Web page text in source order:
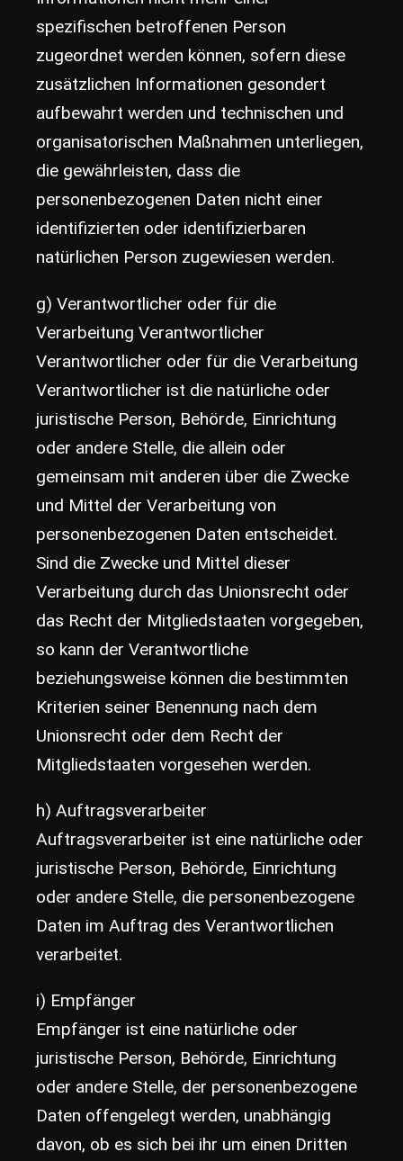
spezifischen betroffenen Person
zugeordnet werden können, sofern diese
zusätzlichen Informationen gesondert
aufbewahrt werden und technischen und
organisatorischen Maßnahmen unterliegen,
die gewährleisten, dass die
personenbezogenen Daten nicht einer
identifizierten oder identifizierbaren
natürlichen Person zugewiesen werden.
g) Verantwortlicher oder für die
Verarbeitung Verantwortlicher
Verantwortlicher oder für die Verarbeitung
Verantwortlicher ist die natürliche oder
juristische Person, Behörde, Einrichtung
oder andere Stelle, die allein oder
gemeinsam mit anderen über die Zwecke
und Mittel der Verarbeitung von
personenbezogenen Daten entscheidet.
Sind die Zwecke und Mittel dieser
Verarbeitung durch das Unionsrecht oder
das Recht der Mitgliedstaaten vorgegeben,
so kann der Verantwortliche
beziehungsweise können die bestimmten
Kriterien seiner Benennung nach dem
Unionsrecht oder dem Recht der
Mitgliedstaaten vorgesehen werden.
h) Auftragsverarbeiter
Auftragsverarbeiter ist eine natürliche oder
juristische Person, Behörde, Einrichtung
oder andere Stelle, die personenbezogene
Daten im Auftrag des Verantwortlichen
verarbeitet.
i) Empfänger
Empfänger ist eine natürliche oder
juristische Person, Behörde, Einrichtung
oder andere Stelle, der personenbezogene
Daten offengelegt werden, unabhängig
davon, ob es sich bei ihr um einen Dritten